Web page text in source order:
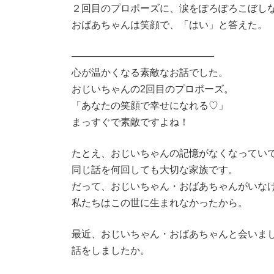
２回目のプロポーズに、涙をぽろぽろこぼし
おばあちゃんは笑顔で、「はい」と答えた。
——————————————–
心が温かくなる素敵なお話でした。
おじいちゃんの2回目のプロポーズ。
「あなたの笑顔で幸せになれる♡」
まっすぐで素敵ですよね！
たとえ、おじいちゃんの記憶がなくなってい
同じ話を何回しても大切な家族です。
だって、おじいちゃん・おばあちゃんがいな
私たちはこの世に生まれなかったから。
最近、おじいちゃん・おばあちゃんと会いま
話をしましたか。